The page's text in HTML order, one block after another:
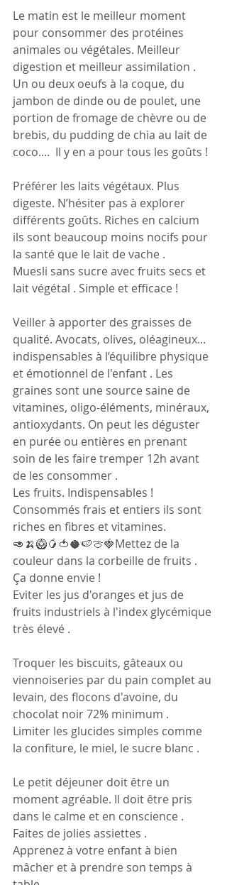
Le matin est le meilleur moment
pour consommer des protéines
animales ou végétales. Meilleur
digestion et meilleur assimilation .
Un ou deux oeufs à la coque, du
jambon de dinde ou de poulet, une
portion de fromage de chèvre ou de
brebis, du pudding de chia au lait de
coco....  Il y en a pour tous les goûts !
Préférer les laits végétaux. Plus
digeste. N’hésiter pas à explorer
différents goûts. Riches en calcium
ils sont beaucoup moins nocifs pour
la santé que le lait de vache .
Muesli sans sucre avec fruits secs et
lait végétal . Simple et efficace !
Veiller à apporter des graisses de
qualité. Avocats, olives, oléagineux...
indispensables à l’équilibre physique
et émotionnel de l'enfant . Les
graines sont une source saine de
vitamines, oligo-éléments, minéraux,
antioxydants. On peut les déguster
en purée ou entières en prenant
soin de les faire tremper 12h avant
de les consommer .
Les fruits. Indispensables !
Consommés frais et entiers ils sont
riches en fibres et vitamines.
🥑🍌🥝🥭🍅🥥🍉🍈🍓Mettez de la
couleur dans la corbeille de fruits .
Ça donne envie !
Eviter les jus d'oranges et jus de
fruits industriels à l'index glycémique
très élevé .
Troquer les biscuits, gâteaux ou
viennoiseries par du pain complet au
levain, des flocons d'avoine, du
chocolat noir 72% minimum .
Limiter les glucides simples comme
la confiture, le miel, le sucre blanc .
Le petit déjeuner doit être un
moment agréable. Il doit être pris
dans le calme et en conscience .
Faites de jolies assiettes .
Apprenez à votre enfant à bien
mâcher et à prendre son temps à